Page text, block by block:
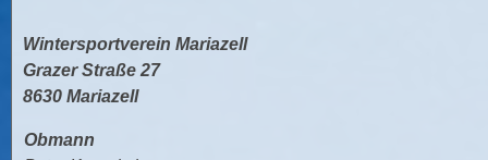
Wintersportverein Mariazell
Grazer Straße 27
8630 Mariazell
Obmann